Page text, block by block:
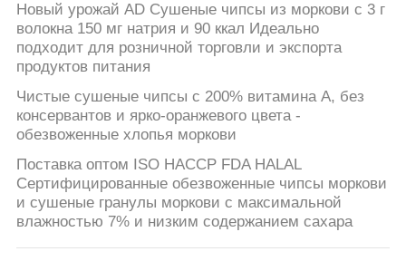
Новый урожай AD Сушеные чипсы из моркови с 3 г
волокна 150 мг натрия и 90 ккал Идеально
подходит для розничной торговли и экспорта
продуктов питания
Чистые сушеные чипсы с 200% витамина А, без
консервантов и ярко-оранжевого цвета -
обезвоженные хлопья моркови
Поставка оптом ISO HACCP FDA HALAL
Сертифицированные обезвоженные чипсы моркови
и сушеные гранулы моркови с максимальной
влажностью 7% и низким содержанием сахара